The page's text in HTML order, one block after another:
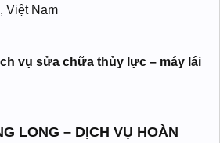
Việt Nam
vụ sửa chữa thủy lực – máy lái
LONG – DỊCH VỤ HOÀN